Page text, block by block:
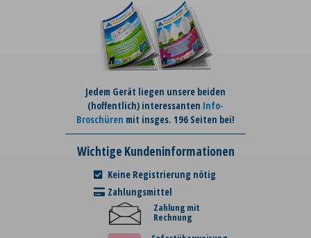
Jedem Gerät liegen unsere beiden
(hoffentlich) interessanten Info-
Broschüren mit insges. 196 Seiten bei!
Wichtige Kundeninformationen
Keine Registrierung nötig
Zahlungsmittel
Zahlung mit
Rechnung